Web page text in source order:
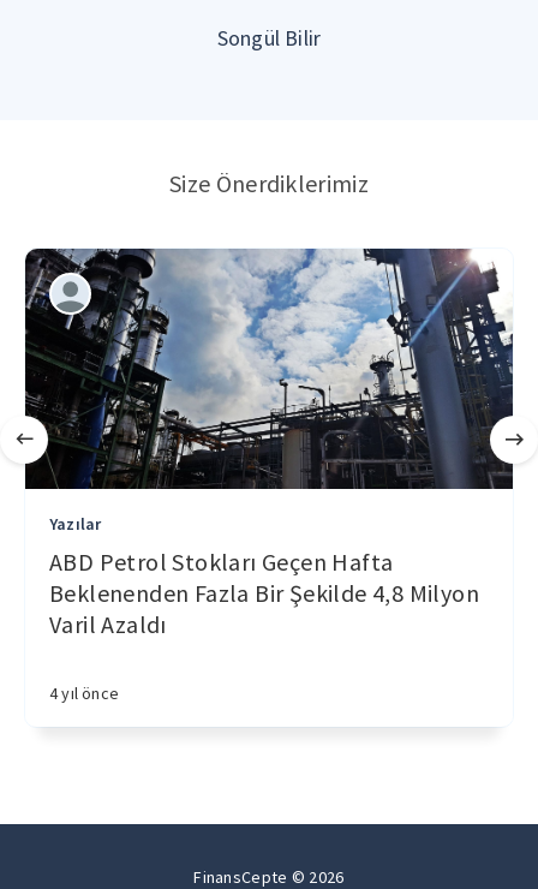
Songül Bilir
Size Önerdiklerimiz
Yazılar
ABD Petrol Stokları Geçen Hafta
Beklenenden Fazla Bir Şekilde 4,8 Milyon
Varil Azaldı
4 yıl önce
FinansCepte © 2026